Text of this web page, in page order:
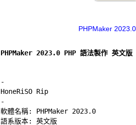
PHPMaker
PHPMaker 2023.0 PHP 語法製作 英文版
-
-
軟體名稱: PHPMaker 2023.0
語系版本: 英文版